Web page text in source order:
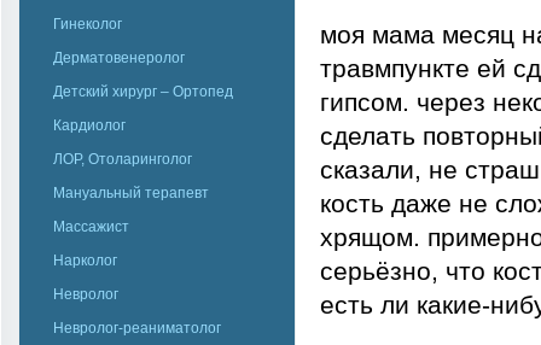
Гинеколог
Дерматовенеролог
Детский хирург – Ортопед
Кардиолог
ЛОР, Отоларинголог
Мануальный терапевт
Массажист
Нарколог
Невролог
Невролог-реаниматолог
моя мама месяц
травмпункте ей
гипсом. через
сделать
сказали, не
кость даже не
хрящом.
серьёзно, что
есть ли какие-